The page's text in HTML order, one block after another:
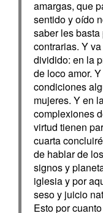
amargas, que
sentido y oído
saber les
contrarias. Y
dividido: en la
de loco amor.
condiciones
mujeres. Y en
complexiones
virtud tienen
cuarta
de hablar de
signos y
iglesia y por
seso y juicio
Esto por